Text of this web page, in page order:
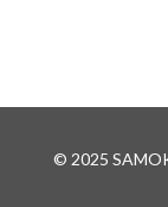
© 2025